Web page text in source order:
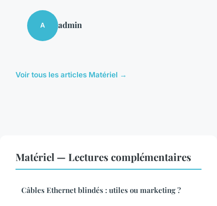
A admin
Voir tous les articles Matériel →
Matériel — Lectures complémentaires
Câbles Ethernet blindés : utiles ou marketing ?